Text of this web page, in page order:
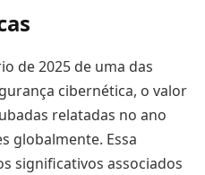
de 2025 de uma das
cibernética, o valor
relatadas no ano
globalmente. Essa
significativos associados